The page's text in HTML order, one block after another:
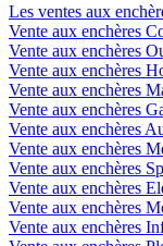
Les ventes aux
Vente aux enchères
Vente aux enchères
Vente aux enchères
Vente aux enchères
Vente aux enchères
Vente aux enchères
Vente aux enchères
Vente aux enchères
Vente aux enchères
Vente aux enchères
Vente aux enchères